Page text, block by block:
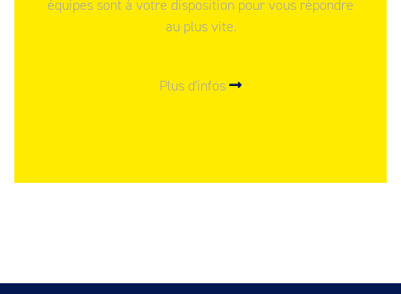
équipes sont à votre disposition pour vous répondre
au plus vite.
Plus d'infos